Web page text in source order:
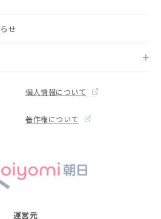
運営元
せ
個人情報について
著作権について